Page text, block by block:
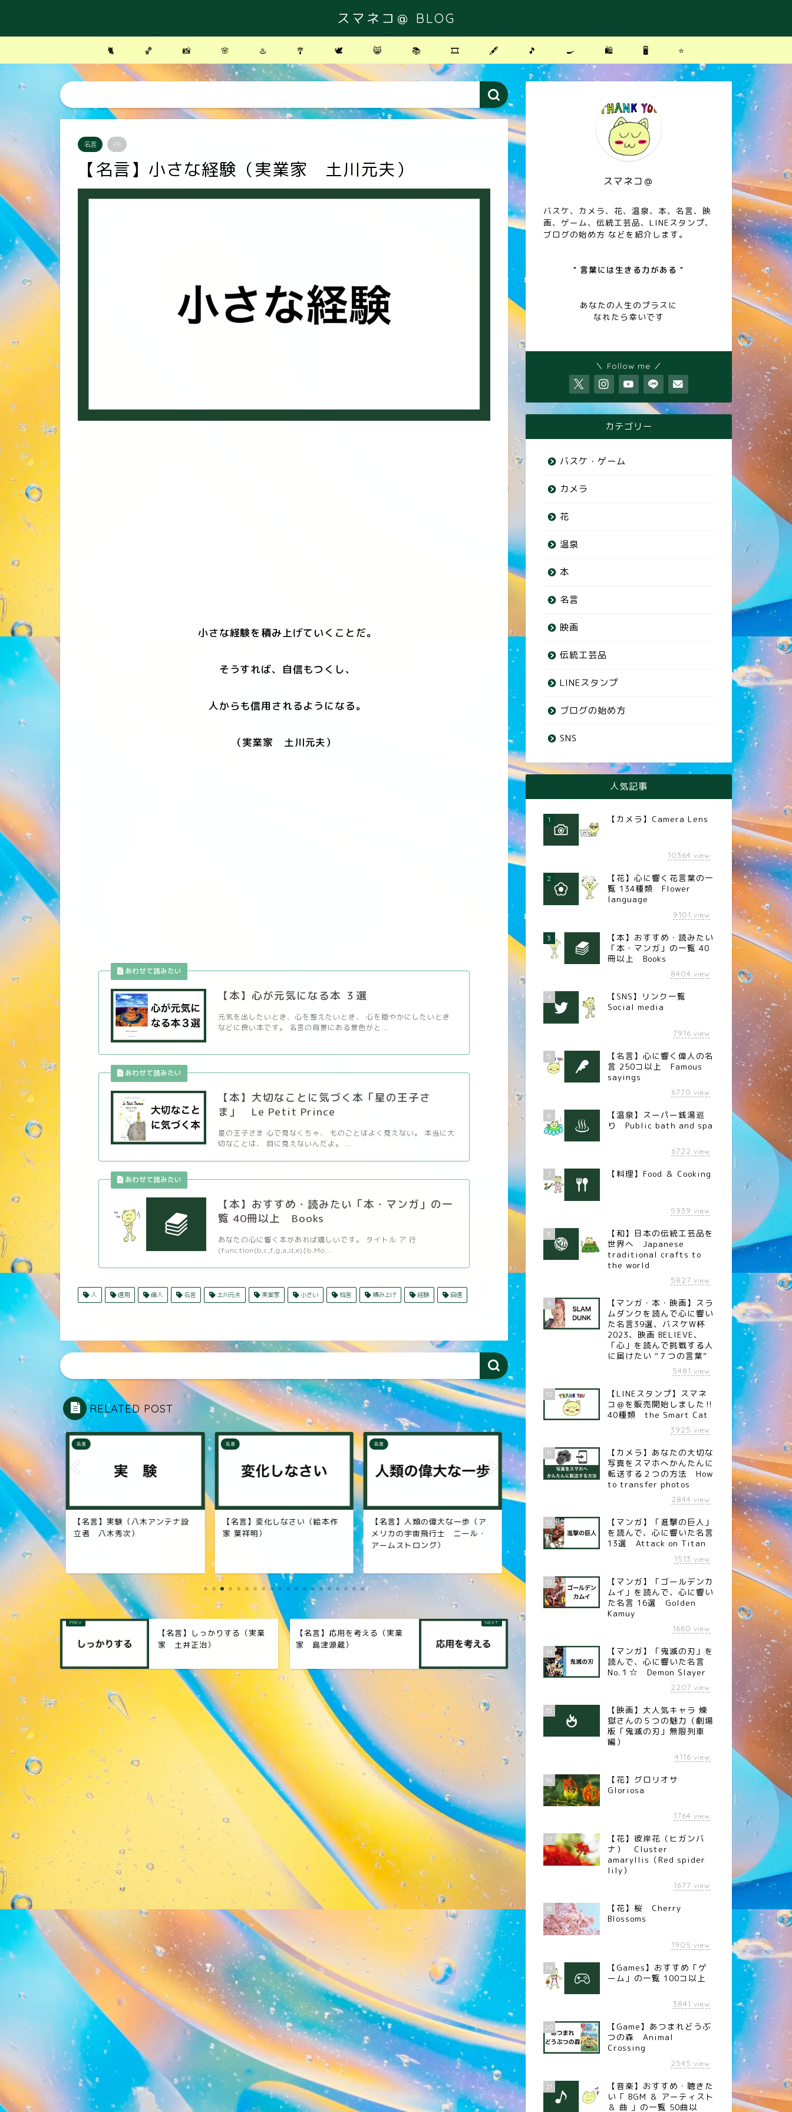
スマネコ＠ BLOG
🐈 🏀 📸 🌸 ♨️ 🎐 🕊 😸 📚 🎞 🖋 🎵 🍳 🛍 🖥 ⭐️
名言 PR
【名言】小さな経験（実業家 土川元夫）
小さな経験を積み上げていくことだ。
そうすれば、自信もつくし、
人からも信用されるようになる。
（実業家 土川元夫）
【本】心が元気になる本 ３選
元気を出したいとき、心を整えたいとき、 心を穏やかにしたいとき
などに良い本です。 名言の背景にある景色がと...
【本】大切なことに気づく本「星の王子さ
ま」 Le Petit Prince
星の王子さま 心で見なくちゃ、 ものごとはよく見えない。 本当に大
切なことは、 目に見えないんだよ。 ...
【本】おすすめ・読みたい「本・マンガ」の一
覧 40冊以上 Books
あなたの心に響く本があれば嬉しいです。 タイトル ア 行
(function(b,c,f,g,a,d,e){b.Mo...
人 信用 偉人 名言 土川元夫 実業家 小さい 格言 積み上げ 経験 自信
RELATED POST
者 武者
名言
【名言】実験（八木アンテナ設
立者 八木秀次）
名言
【名言】変化しなさい（絵本作
家 葉祥明）
名言
【名言】人類の偉大な一歩（ア
メリカの宇宙飛行士 ニール・
アームストロング）
【名言】未来の自分（作家 中谷
【名言】考え方ひとつ（電力
王・実業家 松永安左エ門）
【名言】しっかりする（実業
家 土井正治）
【名言】応用を考える（実業
家 島津源蔵）
スマネコ＠
バスケ、カメラ、花、温泉、本、名言、映
画、ゲーム、伝統工芸品、LINEスタンプ、
ブログの始め方 などを紹介します。
" 言葉には生きる力がある "
あなたの人生のプラスに
なれたら幸いです
＼ Follow me ／
カテゴリー
バスケ・ゲーム
カメラ
花
温泉
本
名言
映画
伝統工芸品
LINEスタンプ
ブログの始め方
SNS
人気記事
1 【カメラ】Camera Lens
10364 view
2
【花】心に響く花言葉の一
覧 134種類 Flower
language
9101 view
3
【本】おすすめ・読みたい
「本・マンガ」の一覧 40
冊以上 Books
8404 view
4
【SNS】リンク一覧
Social media
7916 view
5
【名言】心に響く偉人の名
言 250コ以上 Famous
sayings
6770 view
6
【温泉】スーパー銭湯巡
り Public bath and spa
6722 view
7 【料理】Food ＆ Cooking
5939 view
8
【和】日本の伝統工芸品を
世界へ Japanese
traditional crafts to
the world
5827 view
9
【マンガ・本・映画】スラ
ムダンクを読んで心に響い
た名言39選、バスケW杯
2023、映画 BELIEVE、
「心」を読んで挑戦する人
に届けたい “７つの言葉”
5481 view
10
【LINEスタンプ】スマネ
コ＠を販売開始しました‼︎
40種類 the Smart Cat
3925 view
11
【カメラ】あなたの大切な
写真をスマホへかんたんに
転送する２つの方法 How
to transfer photos
2844 view
12
【マンガ】「進撃の巨人」
を読んで、心に響いた名言
13選 Attack on Titan
1513 view
13
【マンガ】「ゴールデンカ
ムイ」を読んで、心に響い
た名言 16選 Golden
Kamuy
1660 view
14
【マンガ】「鬼滅の刃」を
読んで、心に響いた名言
No.１☆ Demon Slayer
2207 view
15
【映画】大人気キャラ 煉󠄁
獄さんの５つの魅力（劇場
版「鬼滅の刃」無限列車
編）
4116 view
16
【花】グロリオサ
Gloriosa
1764 view
17
【花】彼岸花（ヒガンバ
ナ） Cluster
amaryllis（Red spider
lily）
1677 view
18
【花】桜 Cherry
Blossoms
1905 view
19
【Games】おすすめ「ゲ
ーム」の一覧 100コ以上
3841 view
20
【Game】あつまれどうぶ
つの森 Animal
Crossing
2545 view
21
【音楽】おすすめ・聴きた
い「 BGM ＆ アーティスト
＆ 曲 」の一覧 50曲以